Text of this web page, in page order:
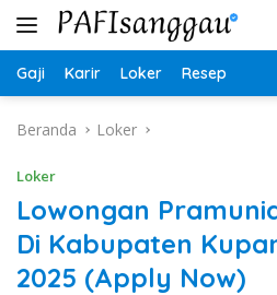
Langsung
Gaji Karir Loker Resep
Beranda Loker
Loker
Lowongan
Di Kabupaten
2025 (Apply Now)